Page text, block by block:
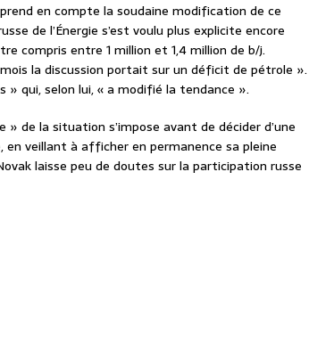
en compte la soudaine modification de ce
de l’Énergie s’est voulu plus explicite encore
compris entre 1 million et 1,4 million de b/j.
la discussion portait sur un déficit de pétrole ».
» qui, selon lui, « a modifié la tendance ».
» de la situation s’impose avant de décider d’une
veillant à afficher en permanence sa pleine
laisse peu de doutes sur la participation russe